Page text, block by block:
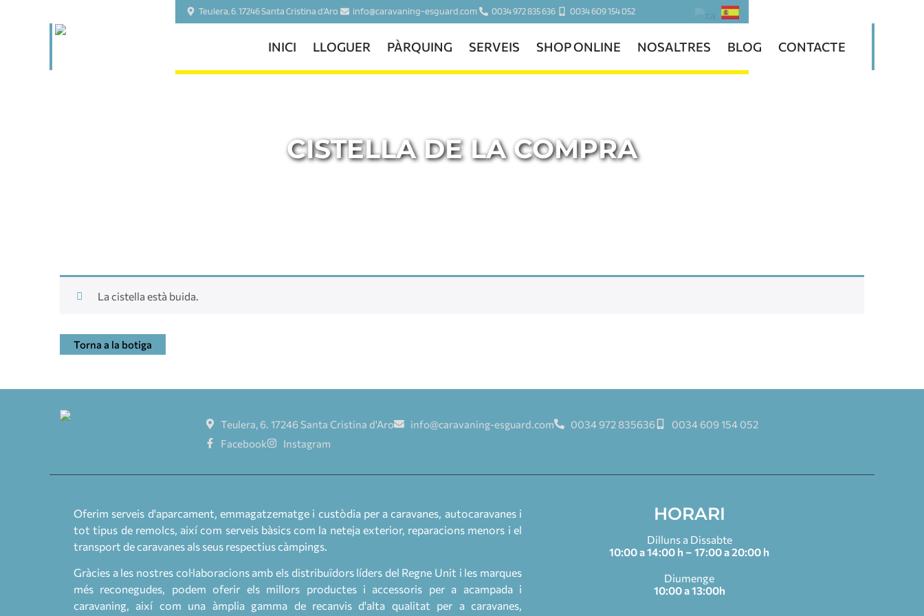
Teulera, 6. 17246 Santa Cristina d'Aro info@caravaning-esguard.com 0034 972 835 636 0034 609 154 052
INICI LLOGUER PÀRQUING SERVEIS SHOP ONLINE NOSALTRES BLOG CONTACTE
CISTELLA DE LA COMPRA
La cistella està buida.
Torna a la botiga
Teulera, 6. 17246 Santa Cristina d'Aro info@caravaning-esguard.com 0034 972 835636
0034 609 154 052
Facebook
Instagram
Oferim serveis d'aparcament, emmagatzematge i custòdia per a caravanes, autocaravanes i
tot tipus de remolcs, així com serveis bàsics com la neteja exterior, reparacions menors i el
transport de caravanes als seus respectius càmpings.
Gràcies a les nostres col·laboracions amb els distribuïdors líders del Regne Unit i les marques
més reconegudes, podem oferir els millors productes i accessoris per a acampada i
caravaning, així com una àmplia gamma de recanvis d'alta qualitat per a caravanes,
HORARI
Dilluns a Dissabte
10:00 a 14:00 h – 17:00 a 20:00 h
Diumenge
10:00 a 13:00h